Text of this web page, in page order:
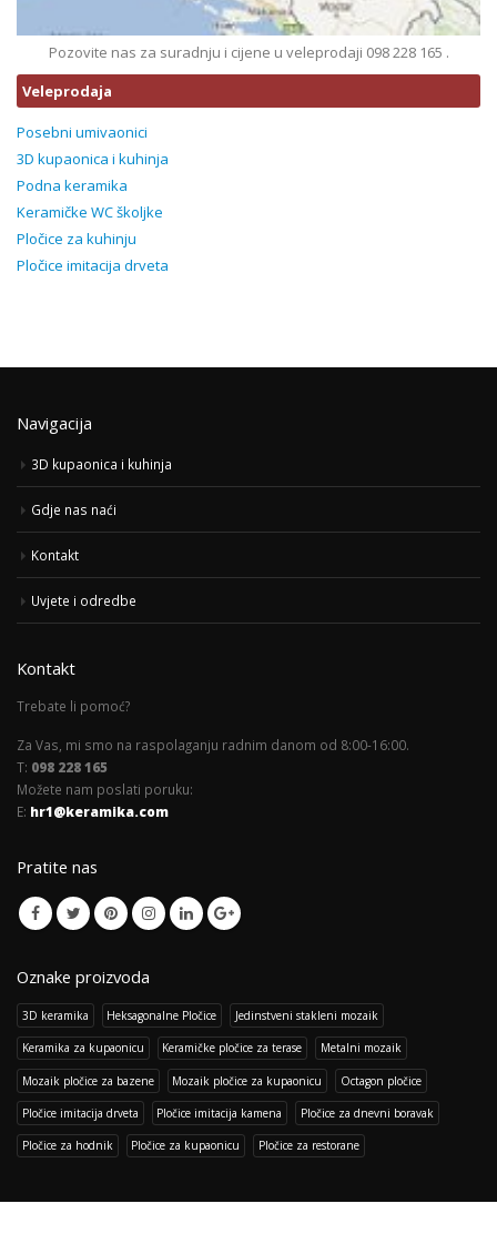
Pozovite nas za suradnju i cijene u veleprodaji 098 228 165 .
Veleprodaja
Posebni umivaonici
3D kupaonica i kuhinja
Podna keramika
Keramičke WC školjke
Pločice za kuhinju
Pločice imitacija drveta
Navigacija
3D kupaonica i kuhinja
Gdje nas naći
Kontakt
Uvjete i odredbe
Kontakt
Trebate li pomoć?
Za Vas, mi smo na raspolaganju radnim danom od 8:00-16:00.
T: 098 228 165
Možete nam poslati poruku:
E: hr1@keramika.com
Pratite nas
Oznake proizvoda
3D keramika Heksagonalne Pločice Jedinstveni stakleni mozaik
Keramika za kupaonicu Keramičke pločice za terase Metalni mozaik
Mozaik pločice za bazene Mozaik pločice za kupaonicu Octagon pločice
Pločice imitacija drveta Pločice imitacija kamena Pločice za dnevni boravak
Pločice za hodnik Pločice za kupaonicu Pločice za restorane